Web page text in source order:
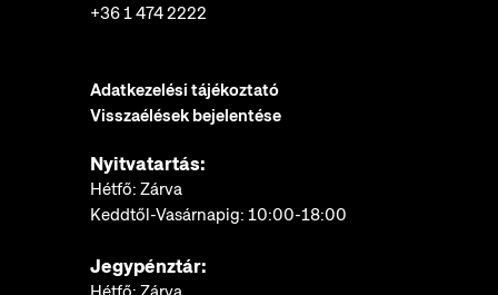
+36 1 474 2222
Adatkezelési tájékoztató
Visszaélések bejelentése
Nyitvatartás:
Hétfő: Zárva
Keddtől-Vasárnapig: 10:00-18:00
Jegypénztár: